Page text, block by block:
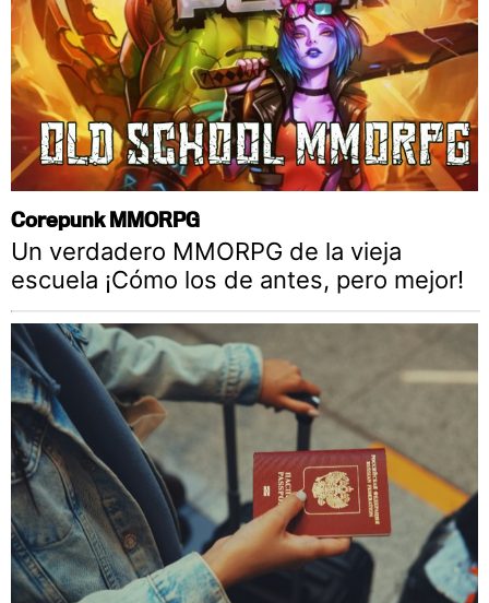
Corepunk MMORPG
Un verdadero MMORPG de la vieja
escuela ¡Cómo los de antes, pero mejor!